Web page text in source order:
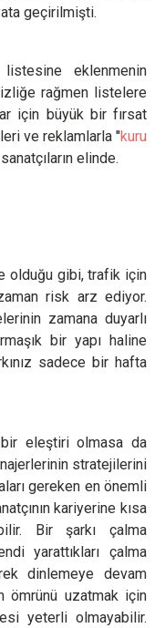
geçirilmişti.
eklenmenin
rağmen listelere
için büyük bir fırsat
ve reklamlarla ''kuru
elinde.
olduğu gibi, trafik için
risk arz ediyor.
zamana duyarlı
bir yapı haline
sadece bir hafta
eleştiri olmasa da
stratejilerini
gereken en önemli
kariyerine kısa
Bir şarkı çalma
yarattıkları çalma
dinlemeye devam
ömrünü uzatmak için
yeterli olmayabilir.